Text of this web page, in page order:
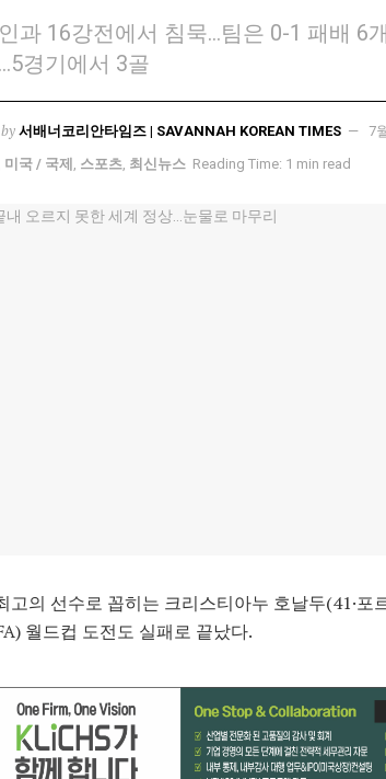
과 16강전에서 침묵…팀은 0-1 패배 6
경기에서 3골
by 서배너코리안타임즈 | SAVANNAH KOREAN TIMES 7
미국 / 국제 스포츠 최신뉴스 Reading Time: 1 min read
고의 선수로 꼽히는 크리스티아누 호날두(41·포
월드컵 도전도 실패로 끝났다.